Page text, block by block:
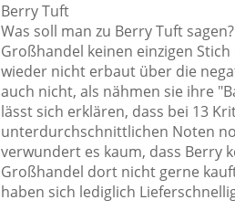
Berry Tuft
Was soll man zu Berry Tuft
Großhandel keinen einzigen
wieder nicht erbaut über die
auch nicht, als nähmen sie ihre
lässt sich erklären, dass bei 13
unterdurchschnittlichen Noten
verwundert es kaum, dass Berry
Großhandel dort nicht gerne
haben sich lediglich